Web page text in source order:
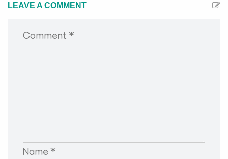
LEAVE A COMMENT
Comment *
Name *